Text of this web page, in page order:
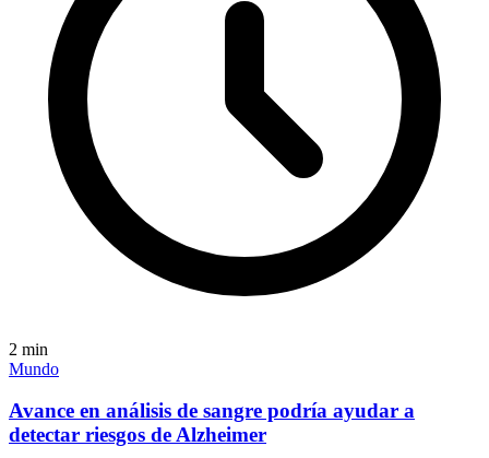
2 min
Mundo
Avance en análisis de sangre podría ayudar a
detectar riesgos de Alzheimer